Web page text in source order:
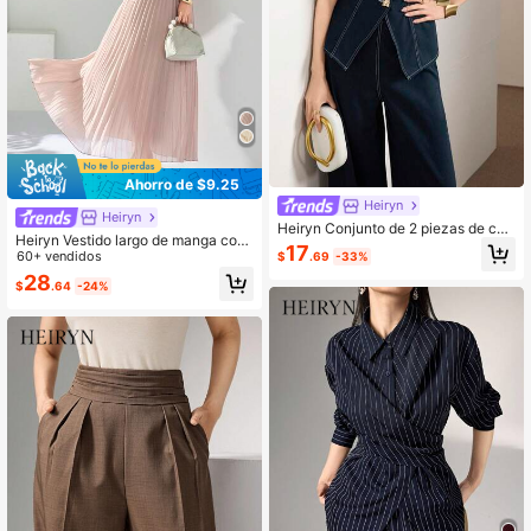
Ahorro de $9.25
Heiryn
Heiryn Vestido largo de manga cort
a con pliegues elegante para ir al tr
abajo
60+ vendidos
$28.64 -24%
Heiryn
Heiryn Conjunto de 2 piezas de ca
misa y pantalones de moda de vera
no para mujer para ir al trabajo
$17.69 -33%